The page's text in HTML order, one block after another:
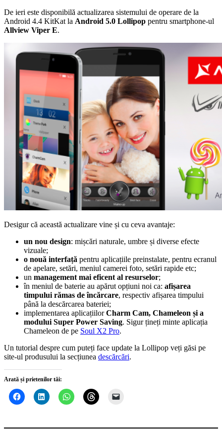
De ieri este disponibilă actualizarea sistemului de operare de la
Android 4.4 KitKat la Android 5.0 Lollipop pentru smartphone-ul
Allview Viper E.
Desigur că această actualizare vine și cu ceva avantaje:
un nou design: mișcări naturale, umbre și diverse efecte
vizuale;
o nouă interfață pentru aplicațiile preinstalate, pentru ecranul
de apelare, setări, meniul camerei foto, setări rapide etc;
un management mai eficent al resurselor;
în meniul de baterie au apărut opțiuni noi ca: afișarea
timpului rămas de încărcare, respectiv afișarea timpului
până la descărcarea bateriei;
implementarea aplicațiilorCharm Cam, Chameleon și a
modului Super Power Saving. Sigur țineți minte aplicația
Chameleon de pe Soul X2 Pro.
Un tutorial despre cum puteți face update la Lollipop veți găsi pe
site-ul produsului la secțiunea descărcări.
Arată și prietenilor tăi: